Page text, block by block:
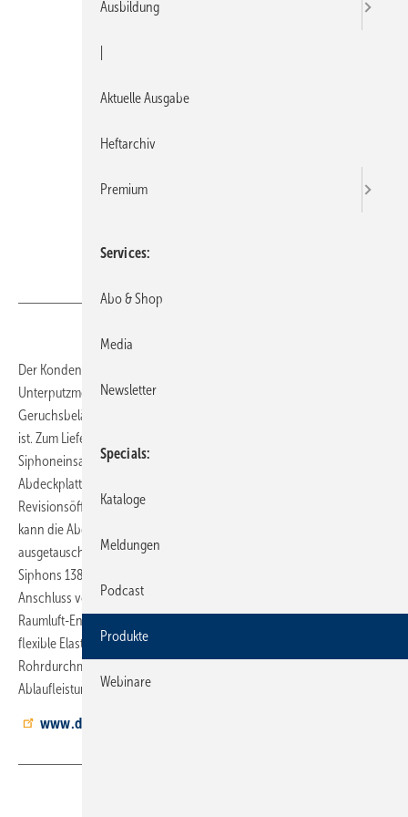
Der Kondensat-Siphon 138 von Dallmer eignet sich zur Aufputz- und
Unterputzmontage. Seine Kanalgas-­Stopp-Technik verhindert
Geruchsbelästigungen auch dann, wenn das Sperrwasser verdunstet
ist. Zum Lieferumfang gehören ein Gehäuse mit herausnehmbarem
Siphoneinsatz, ein Bauschutz für die UP-Montage und eine
Abdeckplatte. Der Siphoneinsatz ist transparent. Durch die große
Revisionsöffnung sind sämtliche Innenteile zugänglich. Bei Bedarf
kann die Abdeckung abgenommen, der Siphoneinsatz gereinigt oder
ausgetauscht werden. Die Einsatzmöglichkeiten des Kondensat-
Siphons 138 sind vielfältig: Er eignet sich unter anderem zum
Anschluss von Klima-Splitgeräten, Zentral­klimaanlagen, Klimatruhen,
Raumluft-Entfeuchtern und Brennwert-Heizkesseln. Durch eine
flexible Elastomerdichtung können unterschiedliche
Rohrdurchmesser von 20 bis 32 mm angeschlossen werden. Die
Ablaufleistung nach DIN 19 541 beträgt 0,15 l/s (9 l/min).
www.dallmer.de
Ausbildung
Aktuelle Ausgabe
Heftarchiv
Premium
Services
Abo & Shop
Media
Newsletter
Specials
Kataloge
Meldungen
Podcast
Produkte
Webinare